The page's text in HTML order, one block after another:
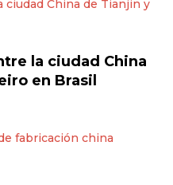
la ciudad China
en Brasil